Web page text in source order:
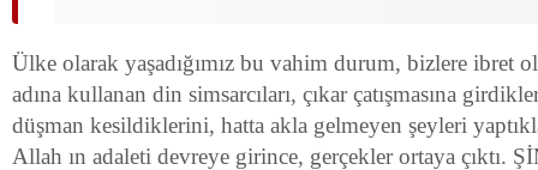
Ülke olarak yaşadığımız bu vahim durum, bizlere ibret
adına kullanan din simsarcıları, çıkar çatışmasına
düşman kesildiklerini, hatta akla gelmeyen şeyleri
Allah ın adaleti devreye girince, gerçekler ortaya çıktı.